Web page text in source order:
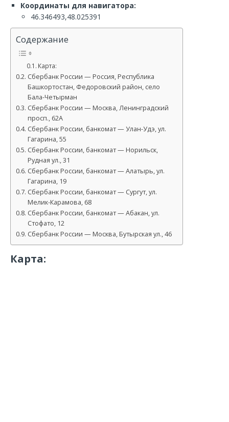
Координаты для навигатора:
46.346493,48.025391
Содержание
Карта:
Сбербанк России — Россия, Республика
Башкортостан, Федоровский район, село
Бала-Четырман
Сбербанк России — Москва, Ленинградский
просп., 62А
Сбербанк России, банкомат — Улан-Удэ, ул.
Гагарина, 55
Сбербанк России, банкомат — Норильск,
Рудная ул., 31
Сбербанк России, банкомат — Алатырь, ул.
Гагарина, 19
Сбербанк России, банкомат — Сургут, ул.
Мелик-Карамова, 68
Сбербанк России, банкомат — Абакан, ул.
Стофато, 12
Сбербанк России — Москва, Бутырская ул., 46
Карта: